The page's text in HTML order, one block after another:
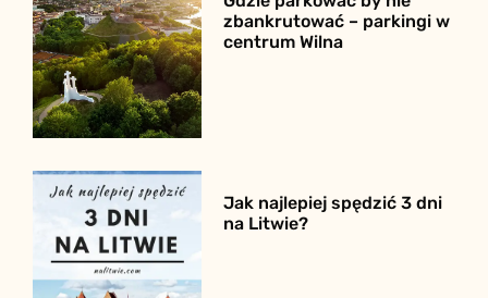
zbankrutować – parkingi w
centrum Wilna
Jak najlepiej spędzić 3 dni
na Litwie?